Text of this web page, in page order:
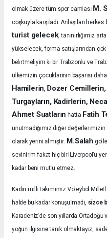
olmak üzere tüm spor camiası M.
coşkuyla karşıladı. Anlaşılan
turist gelecek, tanınırlığımız
yükselecek, forma satışlarından
belirtmeliyim ki bir Trabzonlu ve
ülkemizin çocuklarının başarısı
Hamilerin Dozer
Turgayların, Kadirlerin,
Ahmet Suatların hatta Fatih
unutmadığımız diğer değerlerimizin
olarak yerini almıştır. M.Salah
sevinirim fakat hiç biri Liverpool’u
kadar beni mutlu etmez.
Kadın milli takımımız Voleybol
halde bu kadar konuşulmadı, sizce
Karadeniz’de son yıllarda
yoğun ilgisine tanık olmaktayız,